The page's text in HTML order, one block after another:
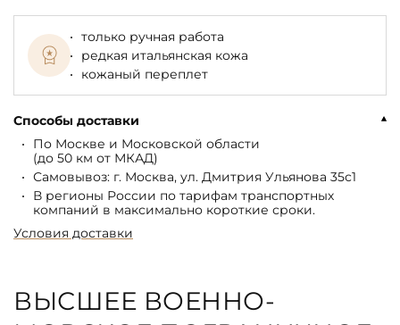
только ручная работа
редкая итальянская кожа
кожаный переплет
Способы доставки
По Москве и Московской области
(до 50 км от МКАД)
Самовывоз: г. Москва, ул. Дмитрия Ульянова 35с1
В регионы России по тарифам транспортных
компаний в максимально короткие сроки.
Условия доставки
ВЫСШЕЕ ВОЕННО-